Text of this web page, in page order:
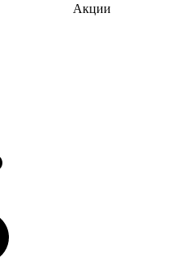
Акции